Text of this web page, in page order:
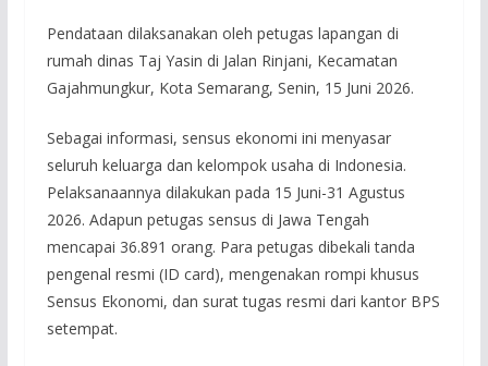
Pendataan dilaksanakan oleh petugas lapangan di
rumah dinas Taj Yasin di Jalan Rinjani, Kecamatan
Gajahmungkur, Kota Semarang, Senin, 15 Juni 2026.
Sebagai informasi, sensus ekonomi ini menyasar
seluruh keluarga dan kelompok usaha di Indonesia.
Pelaksanaannya dilakukan pada 15 Juni-31 Agustus
2026. Adapun petugas sensus di Jawa Tengah
mencapai 36.891 orang. Para petugas dibekali tanda
pengenal resmi (ID card), mengenakan rompi khusus
Sensus Ekonomi, dan surat tugas resmi dari kantor BPS
setempat.